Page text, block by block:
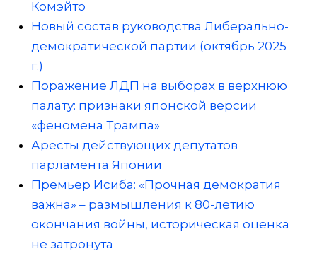
Комэйто
Новый состав руководства Либерально-
демократической партии (октябрь 2025
г.)
Поражение ЛДП на выборах в верхнюю
палату: признаки японской версии
«феномена Трампа»
Аресты действующих депутатов
парламента Японии
Премьер Исиба: «Прочная демократия
важна» – размышления к 80-летию
окончания войны, историческая оценка
не затронута